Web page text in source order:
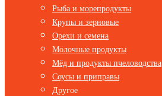
Рыба и морепродукты
Крупы и зерновые
Орехи и семена
Молочные продукты
Мёд и продукты пчеловодства
Соусы и приправы
Другое